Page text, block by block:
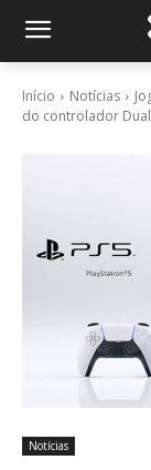
Início Notícias
do controlador
Notícias